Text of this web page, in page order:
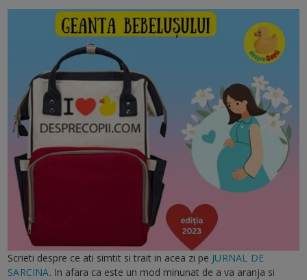
Scrieti despre ce ati simtit si trait in acea zi pe JURNAL DE
SARCINA. In afara ca este un mod minunat de a va aranja si